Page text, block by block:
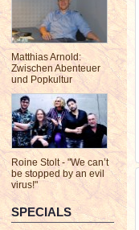
Matthias Arnold:
Zwischen Abenteuer
und Popkultur
Roine Stolt - "We can’t
be stopped by an evil
virus!"
SPECIALS